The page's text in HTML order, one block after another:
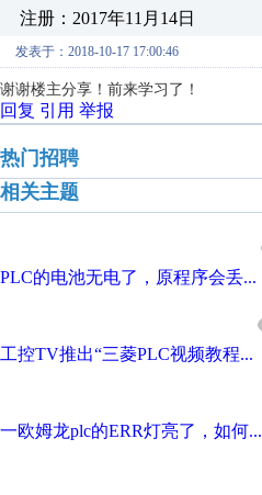
注册：2017年11月14日
发表于：2018-10-17 17:00:46
谢谢楼主分享！前来学习了！
回复 引用 举报
热门招聘
相关主题
PLC的电池无电了，原程序会丢...
工控TV推出“三菱PLC视频教程...
一欧姆龙plc的ERR灯亮了，如何...